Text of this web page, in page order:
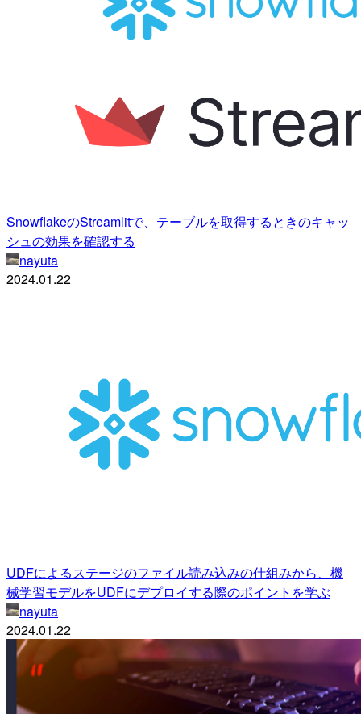
SnowflakeのStreamlitで、テーブルを取得するときのキャッ
シュの効果を確認する
nayuta
2024.01.22
UDFによるステージのファイル読み込みの仕組みから、機
械学習モデルをUDFにデプロイする際のポイントを学ぶ
nayuta
2024.01.22